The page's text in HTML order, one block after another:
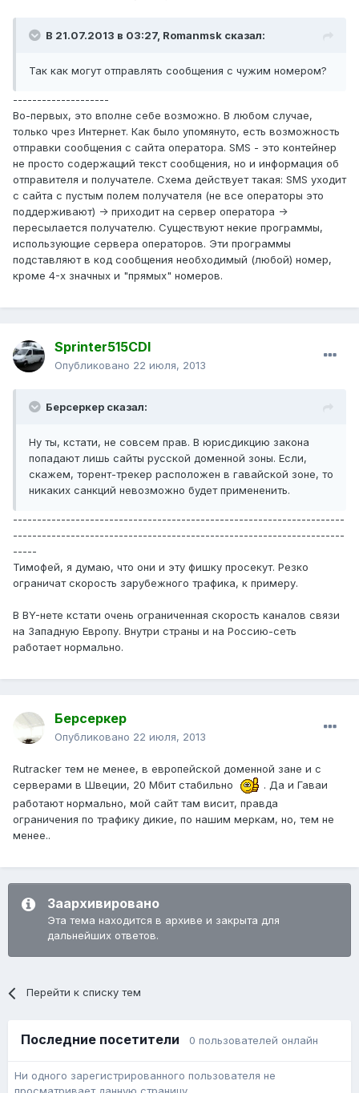
В 21.07.2013 в 03:27, Romanmsk сказал:
Так как могут отправлять сообщения с чужим номером?
--------------------
Во-первых, это вполне себе возможно. В любом случае,
только чрез Интернет. Как было упомянуто, есть возможность
отправки сообщения с сайта оператора. SMS - это контейнер
не просто содержащий текст сообщения, но и информация об
отправителя и получателе. Схема действует такая: SMS уходит
с сайта с пустым полем получателя (не все операторы это
поддерживают) -> приходит на сервер оператора ->
пересылается получателю. Существуют некие программы,
использующие сервера операторов. Эти программы
подставляют в код сообщения необходимый (любой) номер,
кроме 4-х значных и "прямых" номеров.
Sprinter515CDI
Опубликовано 22 июля, 2013
Берсеркер сказал:
Ну ты, кстати, не совсем прав. В юрисдикцию закона
попадают лишь сайты русской доменной зоны. Если,
скажем, торент-трекер расположен в гавайской зоне, то
никаких санкций невозможно будет примененить.
---------------------------------------------------------------------
---------------------------------------------------------------------
-----
Тимофей, я думаю, что они и эту фишку просекут. Резко
ограничат скорость зарубежного трафика, к примеру.
В BY-нете кстати очень ограниченная скорость каналов связи
на Западную Европу. Внутри страны и на Россию-сеть
работает нормально.
Берсеркер
Опубликовано 22 июля, 2013
Rutracker тем не менее, в европейской доменной зане и с
серверами в Швеции, 20 Мбит стабильно
. Да и Гаваи
работают нормально, мой сайт там висит, правда
ограничения по трафику дикие, по нашим меркам, но, тем не
менее..
Заархивировано
Эта тема находится в архиве и закрыта для
дальнейших ответов.
Перейти к списку тем
Последние посетители 0 пользователей онлайн
Ни одного зарегистрированного пользователя не